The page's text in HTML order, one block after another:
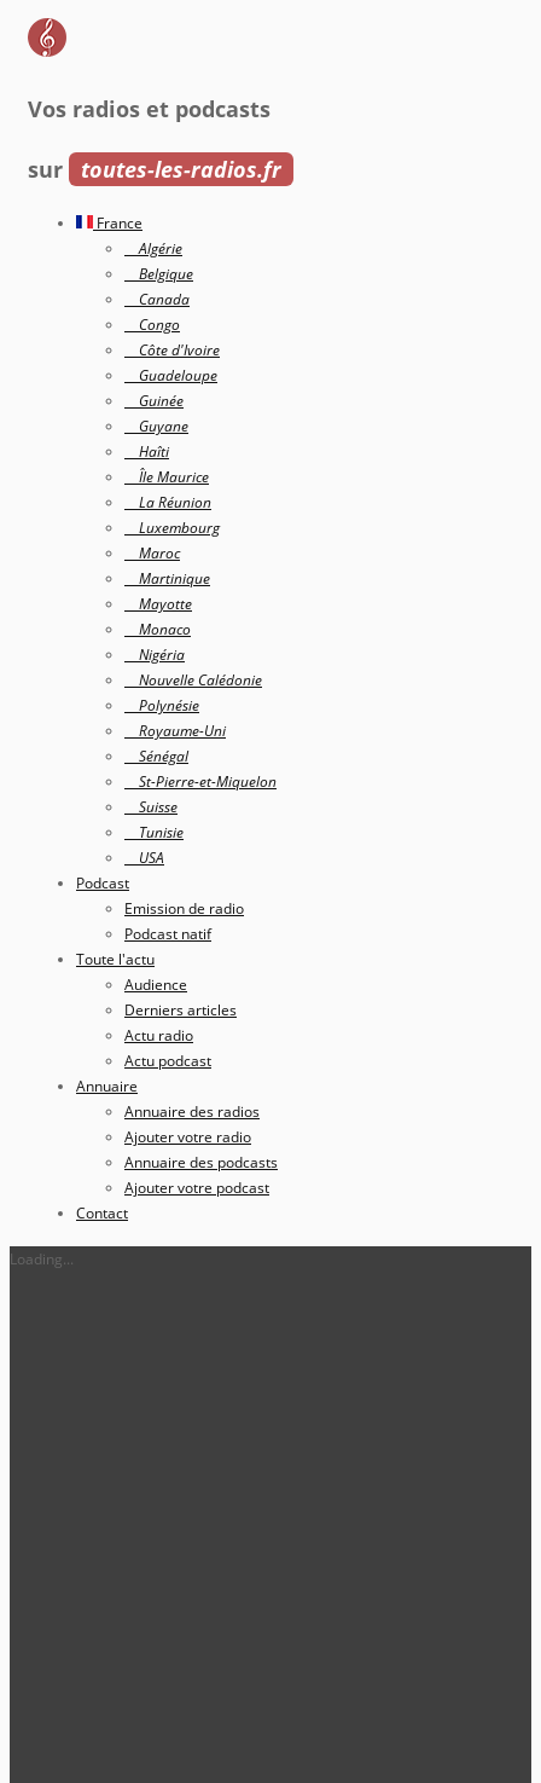
Vos radios et podcasts
sur toutes-les-radios.fr
France
Algérie
Belgique
Canada
Congo
Côte d'Ivoire
Guadeloupe
Guinée
Guyane
Haîti
Île Maurice
La Réunion
Luxembourg
Maroc
Martinique
Mayotte
Monaco
Nigéria
Nouvelle Calédonie
Polynésie
Royaume-Uni
Sénégal
St-Pierre-et-Miquelon
Suisse
Tunisie
USA
Podcast
Emission de radio
Podcast natif
Toute l'actu
Audience
Derniers articles
Actu radio
Actu podcast
Annuaire
Annuaire des radios
Ajouter votre radio
Annuaire des podcasts
Ajouter votre podcast
Contact
Loading...